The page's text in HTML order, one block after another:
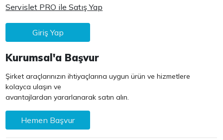
Servislet PRO ile Satış Yap
Giriş Yap
Kurumsal'a Başvur
Şirket araçlarınızın ihtiyaçlarına uygun ürün ve hizmetlere
kolayca ulaşın ve
avantajlardan yararlanarak satın alın.
Hemen Başvur